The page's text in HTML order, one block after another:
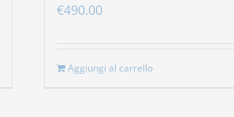
€490.00
Aggiungi al carrello